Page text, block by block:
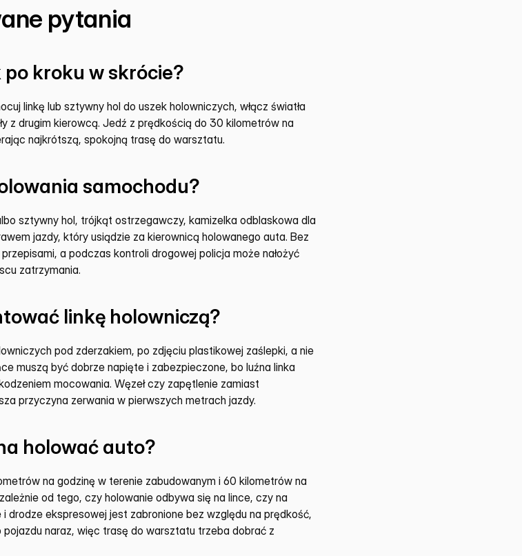
pytania
kroku w skrócie?
linkę lub sztywny hol do uszek holowniczych, włącz światła
z drugim kierowcą. Jedź z prędkością do 30 kilometrów na
najkrótszą, spokojną trasę do warsztatu.
samochodu?
sztywny hol, trójkąt ostrzegawczy, kamizelka odblaskowa dla
jazdy, który usiądzie za kierownicą holowanego auta. Bez
a podczas kontroli drogowej policja może nałożyć
zatrzymania.
linkę holowniczą?
pod zderzakiem, po zdjęciu plastikowej zaślepki, a nie
muszą być dobrze napięte i zabezpieczone, bo luźna linka
mocowania. Węzeł czy zapętlenie zamiast
przyczyna zerwania w pierwszych metrach jazdy.
holować auto?
na godzinę w terenie zabudowanym i 60 kilometrów na
od tego, czy holowanie odbywa się na lince, czy na
drodze ekspresowej jest zabronione bez względu na prędkość,
naraz, więc trasę do warsztatu trzeba dobrać z